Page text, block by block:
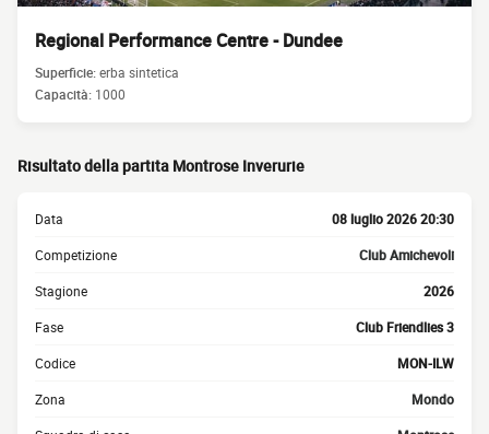
Regional Performance Centre - Dundee
Superficie:erba sintetica
Capacità: 1000
Risultato della partita Montrose Inverurie
Data 08 luglio 2026 20:30
Competizione Club Amichevoli
Stagione 2026
Fase Club Friendlies 3
Codice MON-ILW
Zona Mondo